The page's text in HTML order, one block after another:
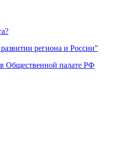
региона и России"
Общественной палате РФ